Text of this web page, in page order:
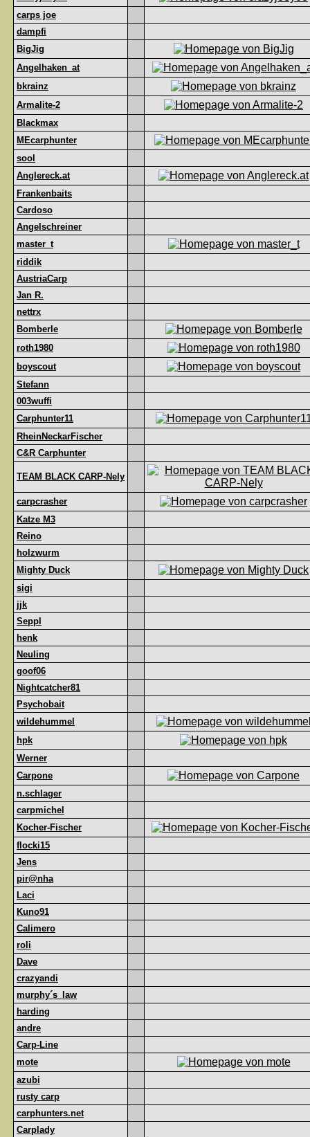
carps joe
dampfi
BigJig
Angelhaken_at
bkrainz
Armalite-2
Blackmax
MEcarphunter
sool
Anglereck.at
Frankenbaits
Cardoso
Angelschreiner
master_t
riddik
AustriaCarp
Jan R.
nettrx
Bomberle
roth1980
boyscout
Stefann
003wuffi
Carphunter11
RheinNeckarFischer
C&R Carphunter
TEAM BLACK CARP-Nely
carpcrasher
Katze M3
Reino
holzwurm
Mighty Duck
sigi
jjk
Seppl
henk
Neuling
goof06
Nightcatcher81
Psychobait
wildehummel
hpk
Werner
Carpone
n.schlager
carpmichel
Kocher-Fischer
flocki15
Jens
pir@nha
Laci
Kuno91
Calimero
roli
Dave
crazyandi
murphy´s_law
harding
andre
Carp-Line
mote
azubi
rusty carp
carphunters.net
Carplady